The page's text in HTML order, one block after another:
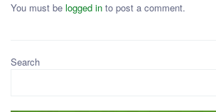
You must be logged in to post a comment.
Search